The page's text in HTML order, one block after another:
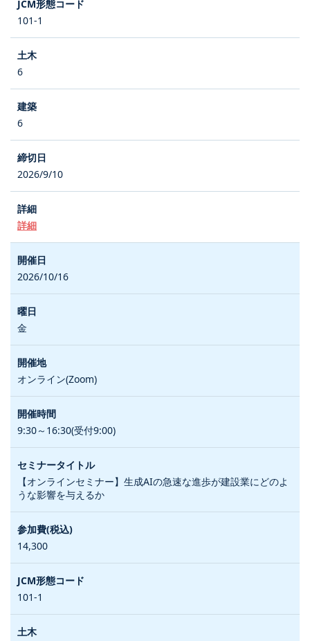
101-1
6
6
2026/9/10
詳細
2026/10/16
金
オンライン(Zoom)
9:30～16:30(受付9:00)
【オンラインセミナー】生成AIの急速な進歩が建設業にどのよ
うな影響を与えるか
14,300
101-1